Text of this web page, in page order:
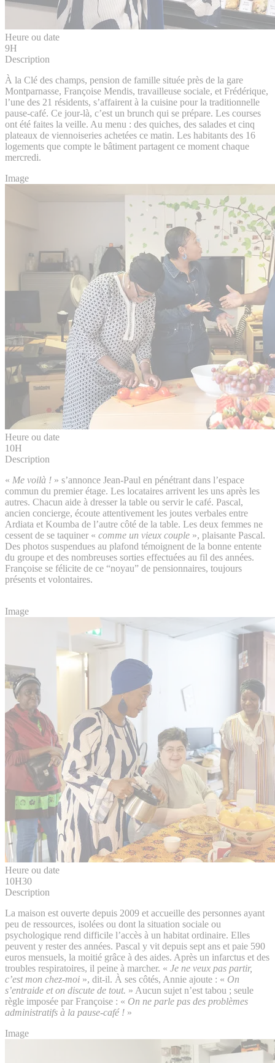
Heure ou date
9H
Description
À la Clé des champs, pension de famille située près de la gare
Montparnasse, Françoise Mendis, travailleuse sociale, et Frédérique,
l’une des 21 résidents, s’affairent à la cuisine pour la traditionnelle
pause-café. Ce jour-là, c’est un brunch qui se prépare. Les courses
ont été faites la veille. Au menu : des quiches, des salades et cinq
plateaux de viennoiseries achetées ce matin. Les habitants des 16
logements que compte le bâtiment partagent ce moment chaque
mercredi.
Image
Heure ou date
10H
Description
« Me voilà ! » s’annonce Jean-Paul en pénétrant dans l’espace
commun du premier étage. Les locataires arrivent les uns après les
autres. Chacun aide à dresser la table ou servir le café. Pascal,
ancien concierge, écoute attentivement les joutes verbales entre
Ardiata et Koumba de l’autre côté de la table. Les deux femmes ne
cessent de se taquiner « comme un vieux couple », plaisante Pascal.
Des photos suspendues au plafond témoignent de la bonne entente
du groupe et des nombreuses sorties effectuées au fil des années.
Françoise se félicite de ce “noyau” de pensionnaires, toujours
présents et volontaires.
Image
Heure ou date
10H30
Description
La maison est ouverte depuis 2009 et accueille des personnes ayant
peu de ressources, isolées ou dont la situation sociale ou
psychologique rend difficile l’accès à un habitat ordinaire. Elles
peuvent y rester des années. Pascal y vit depuis sept ans et paie 590
euros mensuels, la moitié grâce à des aides. Après un infarctus et des
troubles respiratoires, il peine à marcher. « Je ne veux pas partir,
c’est mon chez-moi », dit-il. À ses côtés, Annie ajoute : « On
s’entraide et on discute de tout. » Aucun sujet n’est tabou ; seule
règle imposée par Françoise : « On ne parle pas des problèmes
administratifs à la pause-café ! »
Image